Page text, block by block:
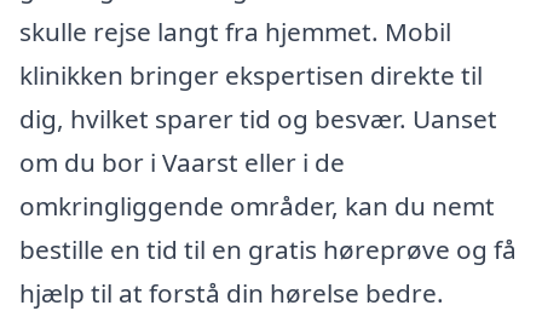
skulle rejse langt fra hjemmet. Mobil
klinikken bringer ekspertisen direkte til
dig, hvilket sparer tid og besvær. Uanset
om du bor i Vaarst eller i de
omkringliggende områder, kan du nemt
bestille en tid til en gratis høreprøve og få
hjælp til at forstå din hørelse bedre.